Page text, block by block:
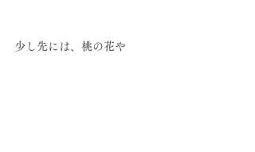
少し先には、桃の花や